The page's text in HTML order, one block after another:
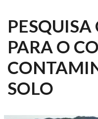
PARA O
SOLO